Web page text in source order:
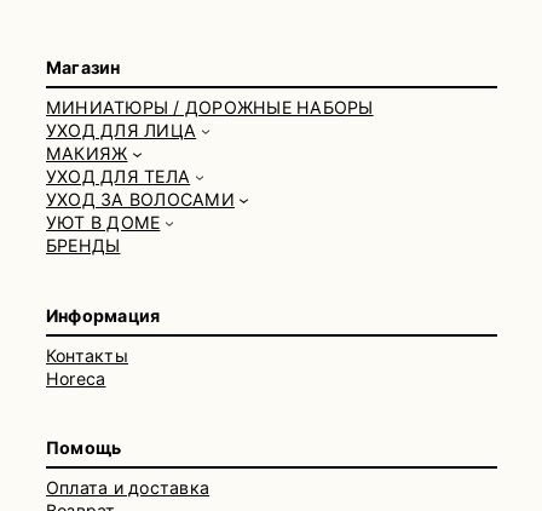
Магазин
МИНИАТЮРЫ / ДОРОЖНЫЕ НАБОРЫ
УХОД ДЛЯ ЛИЦА
МАКИЯЖ
УХОД ДЛЯ ТЕЛА
УХОД ЗА ВОЛОСАМИ
УЮТ В ДОМЕ
БРЕНДЫ
Информация
Контакты
Horeca
Помощь
Оплата и доставка